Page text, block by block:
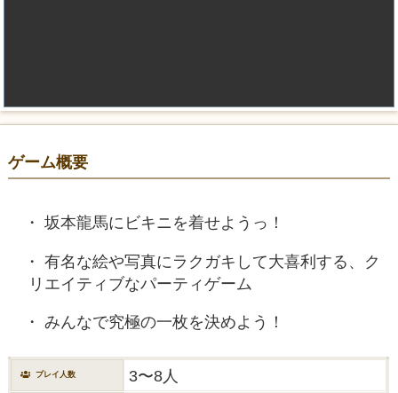
ゲーム概要
坂本龍馬にビキニを着せようっ！
有名な絵や写真にラクガキして大喜利する、ク
リエイティブなパーティゲーム
みんなで究極の一枚を決めよう！
プレイ人数 3〜8人